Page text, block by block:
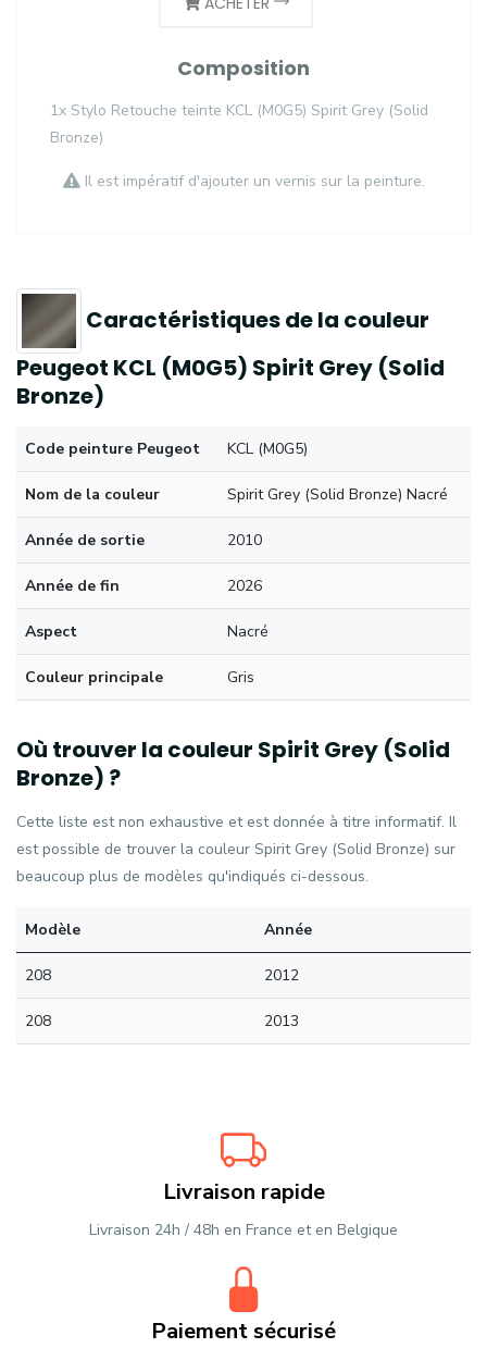
Composition
1x Stylo Retouche teinte KCL (M0G5) Spirit Grey (Solid
Bronze)
Il est impératif d'ajouter un vernis sur la peinture.
Caractéristiques de la couleur
Peugeot KCL (M0G5) Spirit Grey (Solid
Bronze)
Code peinture Peugeot KCL (M0G5)
Nom de la couleur Spirit Grey (Solid Bronze) Nacré
Année de sortie 2010
Année de fin 2026
Aspect Nacré
Couleur principale Gris
Où trouver la couleur Spirit Grey (Solid
Bronze) ?
Cette liste est non exhaustive et est donnée à titre informatif. Il
est possible de trouver la couleur Spirit Grey (Solid Bronze) sur
beaucoup plus de modèles qu'indiqués ci-dessous.
Modèle Année
208 2012
208 2013
Livraison rapide
Livraison 24h / 48h en France et en Belgique
Paiement sécurisé